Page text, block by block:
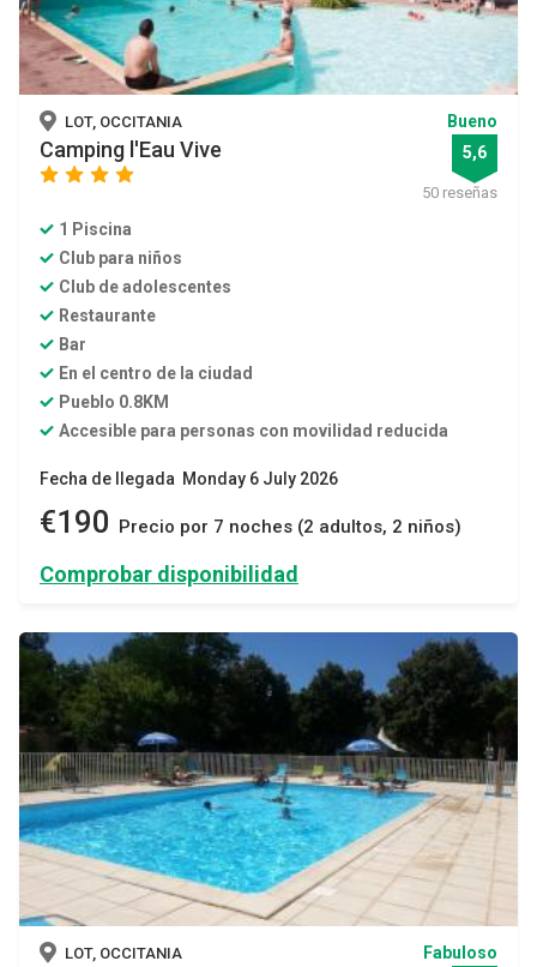
LOT, OCCITANIA
Camping l'Eau Vive
star star star
Bueno
5,6
50 reseñas
1 Piscina
Club para niños
Club de adolescentes
Restaurante
Bar
En el centro de la ciudad
Pueblo 0.8KM
Accesible para personas con movilidad reducida
Fecha de llegada Monday 6 July 2026
€190 Precio por 7 noches (2 adultos, 2 niños)
Comprobar disponibilidad
LOT, OCCITANIA
Fabuloso